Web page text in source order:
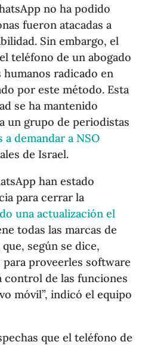
no ha podido
fueron atacadas a
Sin embargo, el
teléfono de un abogado
radicado en
por este método. Esta
se ha mantenido
un grupo de periodistas
demandar a NSO
de Israel.
han estado
para cerrar la
una actualización el
todas las marcas de
según se dice,
proveerles software
control de las funciones
móvil”, indicó el equipo
que el teléfono de